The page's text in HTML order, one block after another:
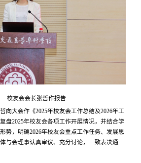
校友会会长张哲作报告
向大会作《2025年校友会工作总结及2026年工
盘2025年校友会各项工作开展情况，并结合学
势，明确2026年校友会重点工作任务、发展思
与会理事认真审议、充分讨论，一致表决通